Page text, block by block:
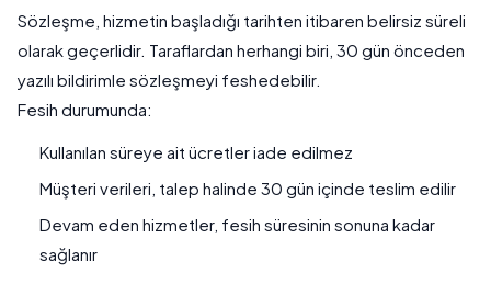
Sözleşme, hizmetin başladığı tarihten itibaren belirsiz süreli
olarak geçerlidir. Taraflardan herhangi biri, 30 gün önceden
yazılı bildirimle sözleşmeyi feshedebilir.
Fesih durumunda:
Kullanılan süreye ait ücretler iade edilmez
Müşteri verileri, talep halinde 30 gün içinde teslim edilir
Devam eden hizmetler, fesih süresinin sonuna kadar
sağlanır